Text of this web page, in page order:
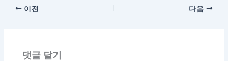
이전 다음
댓글 달기